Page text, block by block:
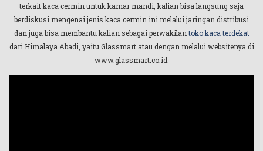
terkait kaca cermin untuk kamar mandi, kalian bisa langsung saja
berdiskusi mengenai jenis kaca cermin ini melalui jaringan distribusi
dan juga bisa membantu kalian sebagai perwakilantoko kaca terdekat
dari Himalaya Abadi, yaitu Glassmart atau dengan melalui websitenya di
www.glassmart.co.id.